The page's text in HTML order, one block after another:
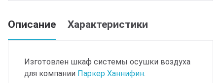
Описание Характеристики
Изготовлен шкаф системы осушки воздуха
для компании Паркер Ханнифин.